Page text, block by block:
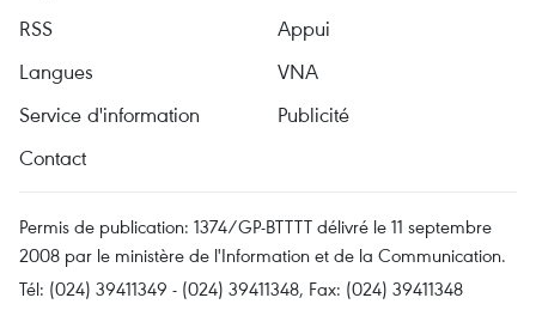
RSS
Appui
Langues
VNA
Service d'information
Publicité
Contact
Permis de publication: 1374/GP-BTTTT délivré le 11 septembre
2008 par le ministère de l'Information et de la Communication.
Tél: (024) 39411349 - (024) 39411348, Fax: (024) 39411348